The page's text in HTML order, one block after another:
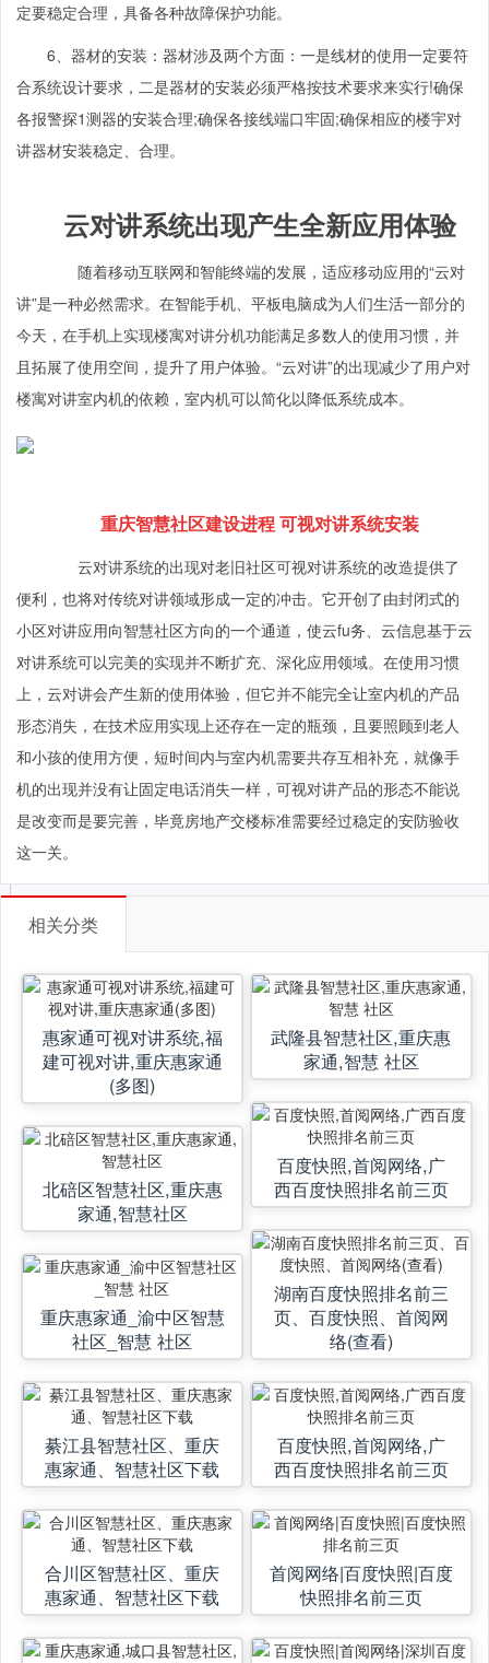
定要稳定合理，具备各种故障保护功能。
6、器材的安装：器材涉及两个方面：一是线材的使用一定要符
合系统设计要求，二是器材的安装必须严格按技术要求来实行!确保
各报警探1测器的安装合理;确保各接线端口牢固;确保相应的楼宇对
讲器材安装稳定、合理。
云对讲系统出现产生全新应用体验
随着移动互联网和智能终端的发展，适应移动应用的“云对
讲”是一种必然需求。在智能手机、平板电脑成为人们生活一部分的
今天，在手机上实现楼寓对讲分机功能满足多数人的使用习惯，并
且拓展了使用空间，提升了用户体验。“云对讲”的出现减少了用户对
楼寓对讲室内机的依赖，室内机可以简化以降低系统成本。
重庆智慧社区建设进程 可视对讲系统安装
云对讲系统的出现对老旧社区可视对讲系统的改造提供了
便利，也将对传统对讲领域形成一定的冲击。它开创了由封闭式的
小区对讲应用向智慧社区方向的一个通道，使云fu务、云信息基于云
对讲系统可以完美的实现并不断扩充、深化应用领域。在使用习惯
上，云对讲会产生新的使用体验，但它并不能完全让室内机的产品
形态消失，在技术应用实现上还存在一定的瓶颈，且要照顾到老人
和小孩的使用方便，短时间内与室内机需要共存互相补充，就像手
机的出现并没有让固定电话消失一样，可视对讲产品的形态不能说
是改变而是要完善，毕竟房地产交楼标准需要经过稳定的安防验收
这一关。
相关分类
惠家通可视对讲系统,福
建可视对讲,重庆惠家通
(多图)
北碚区智慧社区,重庆惠
家通,智慧社区
重庆惠家通_渝中区智慧
社区_智慧 社区
綦江县智慧社区、重庆
惠家通、智慧社区下载
合川区智慧社区、重庆
惠家通、智慧社区下载
武隆县智慧社区,重庆惠
家通,智慧 社区
百度快照,首阅网络,广
西百度快照排名前三页
湖南百度快照排名前三
页、百度快照、首阅网
络(查看)
百度快照,首阅网络,广
西百度快照排名前三页
首阅网络|百度快照|百度
快照排名前三页